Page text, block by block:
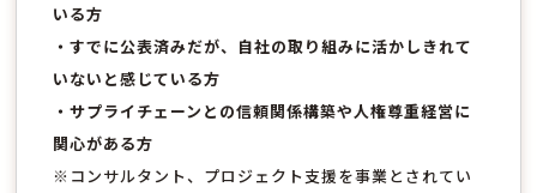
いる方
・すでに公表済みだが、自社の取り組みに活かしきれて
いないと感じている方
・サプライチェーンとの信頼関係構築や人権尊重経営に
関心がある方
※コンサルタント、プロジェクト支援を事業とされてい